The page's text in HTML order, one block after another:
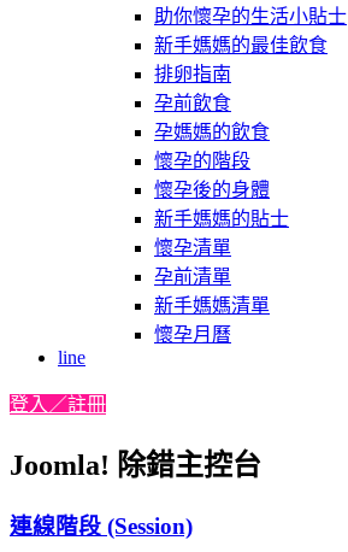
助你懷孕的生活小貼士
新手媽媽的最佳飲食
排卵指南
孕前飲食
孕媽媽的飲食
懷孕的階段
懷孕後的身體
新手媽媽的貼士
懷孕清單
孕前清單
新手媽媽清單
懷孕月曆
line
登入／註冊
Joomla! 除錯主控台
連線階段 (Session)